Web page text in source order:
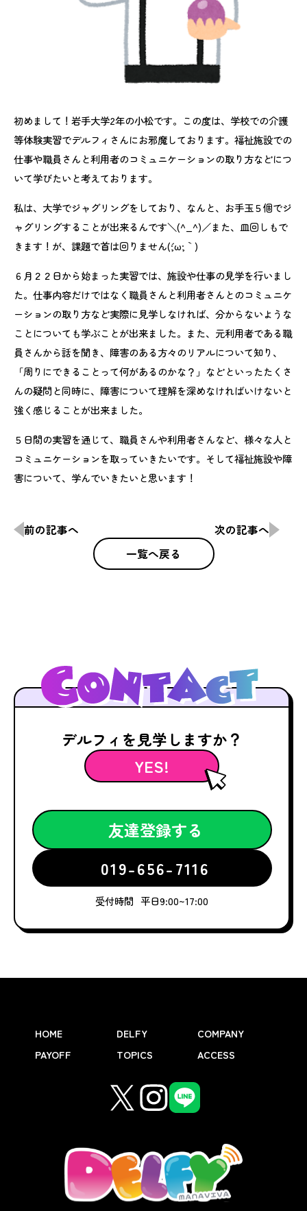
初めまして！岩手大学2年の小松です。この度は、学校での介護
等体験実習でデルフィさんにお邪魔しております。福祉施設での
仕事や職員さんと利用者のコミュニケーションの取り方などにつ
いて学びたいと考えております。
私は、大学でジャグリングをしており、なんと、お手玉５個でジ
ャグリングすることが出来るんです＼(^_^)／また、皿回しもで
きます！が、課題で首は回りません(´;ω;｀)
６月２２日から始まった実習では、施設や仕事の見学を行いまし
た。仕事内容だけではなく職員さんと利用者さんとのコミュニケ
ーションの取り方など実際に見学しなければ、分からないような
ことについても学ぶことが出来ました。また、元利用者である職
員さんから話を聞き、障害のある方々のリアルについて知り、
「周りにできることって何があるのかな？」などといったたくさ
んの疑問と同時に、障害について理解を深めなければいけないと
強く感じることが出来ました。
５日間の実習を通じて、職員さんや利用者さんなど、様々な人と
コミュニケーションを取っていきたいです。そして福祉施設や障
害について、学んでいきたいと思います！
前の記事へ
一覧へ戻る
次の記事へ
デルフィを見学しますか？
YES!
友達登録する
019-656-7116
受付時間 平日9:00~17:00
HOME DELFY
COMPANY
PAYOFF
TOPICS ACCESS